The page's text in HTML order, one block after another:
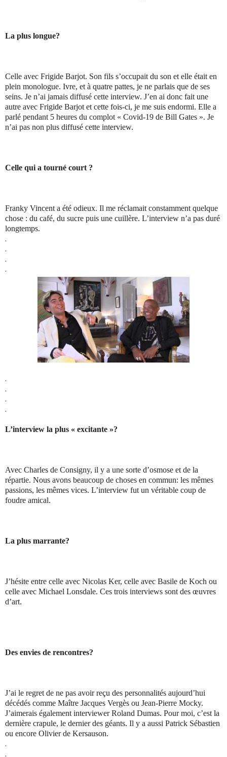
La plus longue?
Celle avec Frigide Barjot. Son fils s’occupait du son et elle était en
plein monologue. Ivre, et à quatre pattes, je ne parlais que de ses
seins. Je n’ai jamais diffusé cette interview. J’en ai donc fait une
autre avec Frigide Barjot et cette fois-ci, je me suis endormi. Elle a
parlé pendant 5 heures du complot « Covid-19 de Bill Gates ». Je
n’ai pas non plus diffusé cette interview.
Celle qui a tourné court ?
Franky Vincent a été odieux. Il me réclamait constamment quelque
chose : du café, du sucre puis une cuillère. L’interview n’a pas duré
longtemps.
.
.
.
.
.
.
.
.
L’interview la plus « excitante »?
Avec Charles de Consigny, il y a une sorte d’osmose et de la
répartie. Nous avons beaucoup de choses en commun: les mêmes
passions, les mêmes vices. L’interview fut un véritable coup de
foudre amical.
La plus marrante?
J’hésite entre celle avec Nicolas Ker, celle avec Basile de Koch ou
celle avec Michael Lonsdale. Ces trois interviews sont des œuvres
d’art.
Des envies de rencontres?
J’ai le regret de ne pas avoir reçu des personnalités aujourd’hui
décédés comme Maître Jacques Vergès ou Jean-Pierre Mocky.
J’aimerais également interviewer Roland Dumas. Pour moi, c’est la
dernière crapule, le dernier des géants. Il y a aussi Patrick Sébastien
ou encore Olivier de Kersauson.
.
.